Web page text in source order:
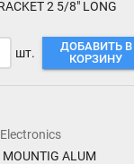
2 5/8" LONG
шт.
ДОБАВИТЬ В
КОРЗИНУ
MOUNTIG ALUM